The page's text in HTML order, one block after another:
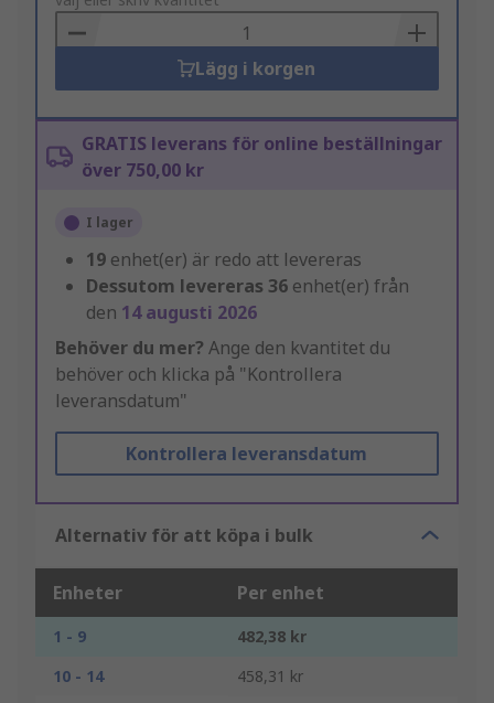
Basket
Lägg i korgen
GRATIS leverans för online beställningar
över 750,00 kr
I lager
19 enhet(er) är redo att levereras
Dessutom levereras 36 enhet(er) från
den 14 augusti 2026
Behöver du mer? Ange den kvantitet du
behöver och klicka på "Kontrollera
leveransdatum"
Kontrollera leveransdatum
Alternativ för att köpa i bulk
Enheter Per enhet
1 - 9
482,38 kr
10 - 14
458,31 kr